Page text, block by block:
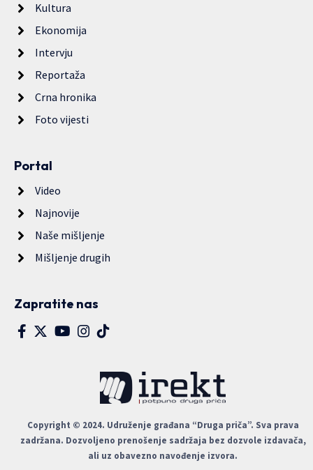
Kultura
Ekonomija
Intervju
Reportaža
Crna hronika
Foto vijesti
Portal
Video
Najnovije
Naše mišljenje
Mišljenje drugih
Zapratite nas
Copyright © 2024. Udruženje građana “Druga priča”. Sva prava
zadržana. Dozvoljeno prenošenje sadržaja bez dozvole izdavača,
ali uz obavezno navođenje izvora.